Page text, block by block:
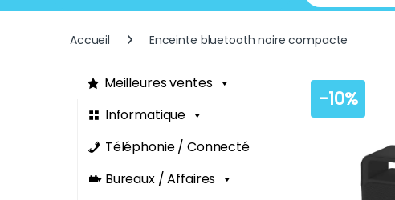
Accueil Enceinte bluetooth noire compacte
-10%
Meilleures ventes
Informatique
Téléphonie / Connecté
Bureaux / Affaires